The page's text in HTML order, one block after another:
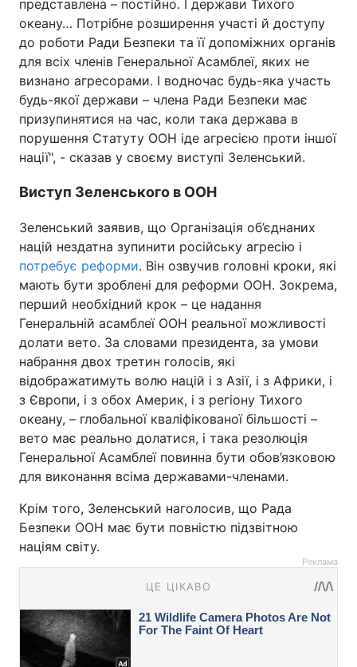
представлена – постійно. І держави Тихого
океану… Потрібне розширення участі й доступу
до роботи Ради Безпеки та її допоміжних органів
для всіх членів Генеральної Асамблеї, яких не
визнано агресорами. І водночас будь-яка участь
будь-якої держави – члена Ради Безпеки має
призупинятися на час, коли така держава в
порушення Статуту ООН іде агресією проти іншої
нації", - сказав у своєму виступі Зеленський.
Виступ Зеленського в ООН
Зеленський заявив, що Організація об’єднаних
націй нездатна зупинити російську агресію і
потребує реформи. Він озвучив головні кроки, які
мають бути зроблені для реформи ООН. Зокрема,
перший необхідний крок – це надання
Генеральній асамблеї ООН реальної можливості
долати вето. За словами президента, за умови
набрання двох третин голосів, які
відображатимуть волю націй і з Азії, і з Африки, і
з Європи, і з обох Америк, і з регіону Тихого
океану, – глобальної кваліфікованої більшості –
вето має реально долатися, і така резолюція
Генеральної Асамблеї повинна бути обов’язковою
для виконання всіма державами-членами.
Крім того, Зеленський наголосив, що Рада
Безпеки ООН має бути повністю підзвітною
націям світу.
Реклама